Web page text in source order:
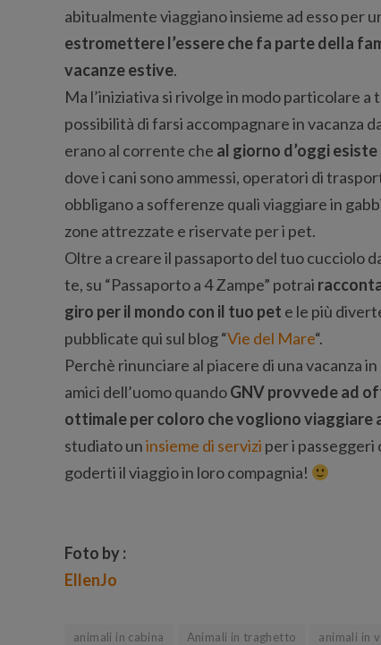
abitualmente viaggiano insieme ad esso per
estromettere l’essere che fa parte della
vacanze estive.
Ma l’iniziativa si rivolge in modo particolare
possibilità di farsi accompagnare in vacanza
erano al corrente che al giorno d’oggi
dove i cani sono ammessi, operatori di
obbligano a sofferenze quali viaggiare in
zone attrezzate e riservate per i pet.
Oltre a creare il passaporto del tuo cucciolo
te, su “Passaporto a 4 Zampe” potrai
giro per il mondo con il tuo pet e le più
pubblicate qui sul blog “Vie del Mare“.
Perchè rinunciare al piacere di una vacanza
amici dell’uomo quandoGNV provvede ad
ottimale per coloro che vogliono viaggiare
studiato uninsieme di servizi per i
goderti il viaggio in loro compagnia!
Foto by :
EllenJo
animali in cabina Animali in traghetto animali in